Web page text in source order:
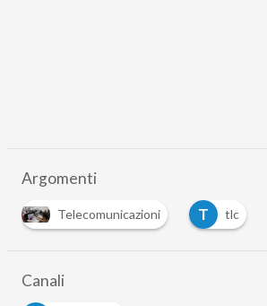
Argomenti
Telecomunicazioni T tlc
Canali